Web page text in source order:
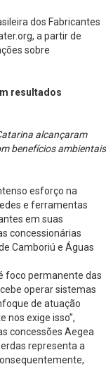
dos Fabricantes
a partir de
sobre
resultados
alcançaram
benefícios ambientais
esforço na
e ferramentas
em suas
concessionárias
Camboriú e Águas
foco permanente das
operar sistemas
de atuação
nos exige isso”,
concessões Aegea
representa a